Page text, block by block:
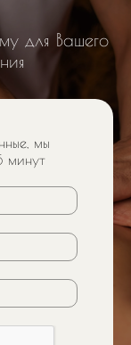
для Вашего
мы
минут